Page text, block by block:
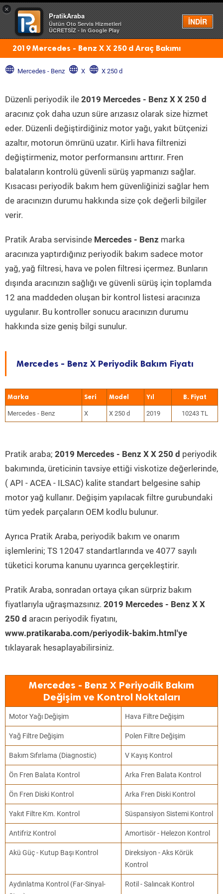
×
PratikAraba
Üstün Oto Servis Hizmetleri
ÜCRETSİZ - In Google Play
İNDİR
Menü
2019 Mercedes - Benz X X 250 d Araç Bakımı
Mercedes - Benz X X 250 d
Düzenli periyodik ile 2019 Mercedes - Benz X X 250 d
aracınız çok daha uzun süre arızasız olarak size hizmet
eder. Düzenli değiştirdiğiniz motor yağı, yakıt bütçenizi
azaltır, motorun ömrünü uzatır. Kirli hava filtrenizi
değiştirmeniz, motor performansını arttırır. Fren
balataların kontrolü güvenli sürüş yapmanızı sağlar.
Kısacası periyodik bakım hem güvenliğinizi sağlar hem
de aracınızın durumu hakkında size çok değerli bilgiler
verir.
Pratik Araba servisinde Mercedes - Benz marka
aracınıza yaptırdığınız periyodik bakım sadece motor
yağ, yağ filtresi, hava ve polen filtresi içermez. Bunların
dışında aracınızın sağlığı ve güvenli sürüş için toplamda
12 ana maddeden oluşan bir kontrol listesi aracınıza
uygulanır. Bu kontroller sonucu aracınızın durumu
hakkında size geniş bilgi sunulur.
Mercedes - Benz X Periyodik Bakım Fiyatı
Marka Seri Model Yıl
Mercedes - Benz X X 250 d 2019 10243 TL
Pratik araba; 2019 Mercedes - Benz X X 250 d periyodik
bakımında, üreticinin tavsiye ettiği viskotize değerlerinde,
( API - ACEA - ILSAC) kalite standart belgesine sahip
motor yağ kullanır. Değişim yapılacak filtre gurubundaki
tüm yedek parçaların OEM kodlu bulunur.
Ayrıca Pratik Araba, periyodik bakım ve onarım
işlemlerini; TS 12047 standartlarında ve 4077 sayılı
tüketici koruma kanunu uyarınca gerçekleştirir.
Pratik Araba, sonradan ortaya çıkan sürpriz bakım
fiyatlarıyla uğraşmazsınız. 2019 Mercedes - Benz X X
250 d aracın periyodik fiyatını,
www.pratikaraba.com/periyodik-bakim.html'ye
tıklayarak hesaplayabilirsiniz.
Mercedes - Benz X Periyodik Bakım
Değişim ve Kontrol Noktaları
Motor Yağı Değişim Hava Filtre Değişim
Yağ Filtre Değişim Polen Filtre Değişim
Bakım Sıfırlama (Diagnostic) V Kayış Kontrol
Ön Fren Balata Kontrol Arka Fren Balata Kontrol
Ön Fren Diski Kontrol Arka Fren Diski Kontrol
Yakıt Filtre Km. Kontrol Süspansiyon Sistemi Kontrol
Antifriz Kontrol Amortisör - Helezon Kontrol
Akü Güç - Kutup Başı Kontrol
Direksiyon - Aks Körük
Kontrol
Aydınlatma Kontrol (Far-Sinyal-
Rotil - Salıncak Kontrol